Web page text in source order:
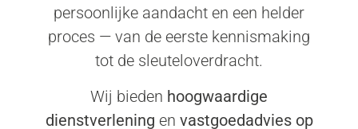
persoonlijke aandacht en een helder
proces — van de eerste kennismaking
tot de sleuteloverdracht.
Wij bieden hoogwaardige
dienstverlening en vastgoedadvies op